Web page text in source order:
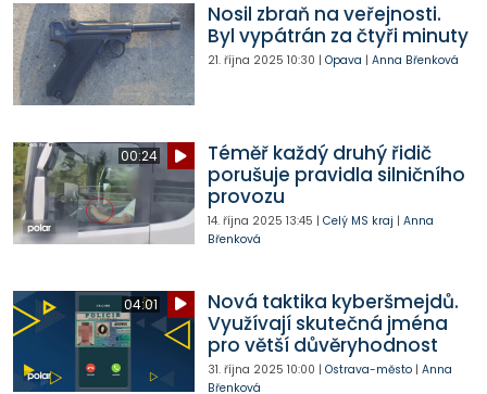
Nosil zbraň na veřejnosti.
Byl vypátrán za čtyři minuty
21. října 2025 10:30 | Opava | Anna Břenková
00:24
Téměř každý druhý řidič
porušuje pravidla silničního
provozu
14. října 2025 13:45 | Celý MS kraj | Anna
Břenková
04:01
Nová taktika kyberšmejdů.
Využívají skutečná jména
pro větší důvěryhodnost
31. října 2025 10:00 | Ostrava-město| Anna
Břenková